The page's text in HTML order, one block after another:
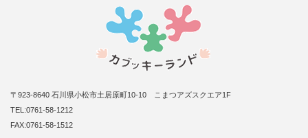
〒923-8640 石川県小松市土居原町10-10 こまつアズスクエア1F
TEL:0761-58-1212
FAX:0761-58-1512